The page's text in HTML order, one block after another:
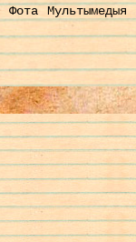
Фота Мультымедыя